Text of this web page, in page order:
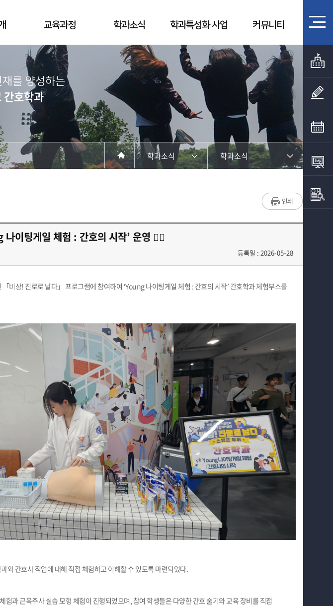
교육과정 학과소식 학과특성화 사업 커뮤니티
를 양성하는
간호학과
학과소식
교육과정
학과소식
우리학과 졸업생은 지금
해외병원인턴십
이팅게일 체험 : 간호의 시작’ 운영 👩‍⚕️
등록일 : 2026-05-28
비상! 진로로 날다」 프로그램에 참여하여 ‘Young 나이팅게일 체험 : 간호의 시작’ 간호학과 체험부스를
와 간호사 직업에 대해 직접 체험하고 이해할 수 있도록 마련되었다.
과 근육주사 실습 모형 체험이 진행되었으며, 참여 학생들은 다양한 간호 술기와 교육 장비를 직접